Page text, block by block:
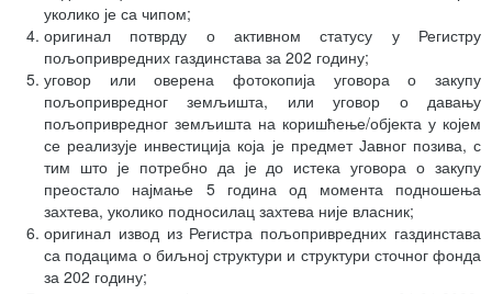
уколико је са чипом;
оригинал потврду о активном статусу у Регистру
пољопривредних газдинстава за 202 годину;
уговор или оверена фотокопија уговора о закупу
пољопривредног земљишта, или уговор о давању
пољопривредног земљишта на коришћење/објекта у којем
се реализује инвестиција која је предмет Јавног позива, с
тим што је потребно да је до истека уговора о закупу
преостало најмање 5 година од момента подношења
захтева, уколико подносилац захтева није власник;
оригинал извод из Регистра пољопривредних газдинстава
са подацима о биљној структури и структури сточног фонда
за 202 годину;